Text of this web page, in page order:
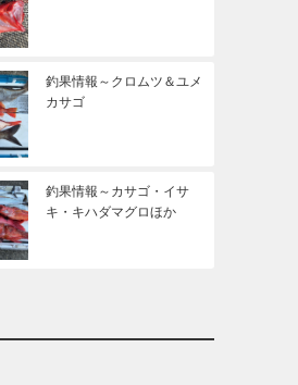
釣果情報～クロムツ＆ユメ
カサゴ
釣果情報～カサゴ・イサ
キ・キハダマグロほか